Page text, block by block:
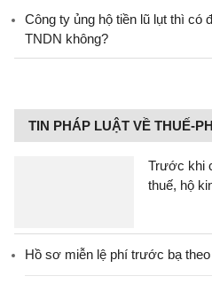
Công ty ủng hộ tiền lũ lụt thì có
TNDN không?
TIN PHÁP LUẬT VỀ THUẾ-
Trước khi
thuế, hộ
Hồ sơ miễn lệ phí trước bạ